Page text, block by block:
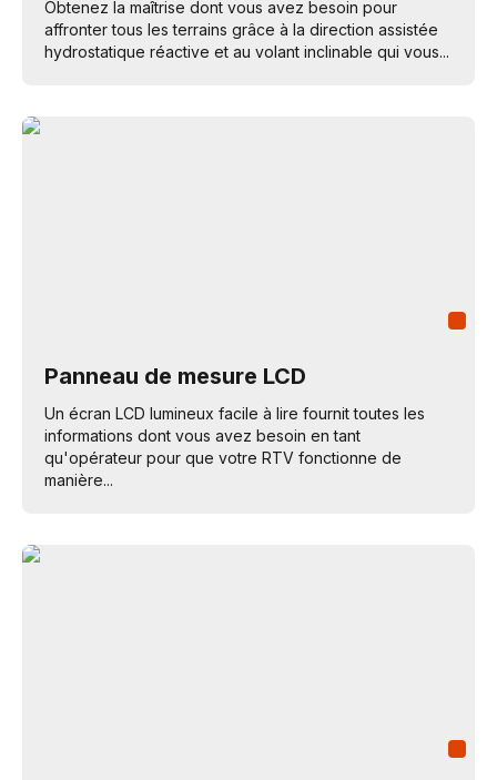
Obtenez la maîtrise dont vous avez besoin pour
affronter tous les terrains grâce à la direction assistée
hydrostatique réactive et au volant inclinable qui vous...
Panneau de mesure LCD
Un écran LCD lumineux facile à lire fournit toutes les
informations dont vous avez besoin en tant
qu'opérateur pour que votre RTV fonctionne de
manière...